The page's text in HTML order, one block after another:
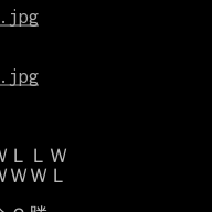
ＬＬＷ
ＷＬ